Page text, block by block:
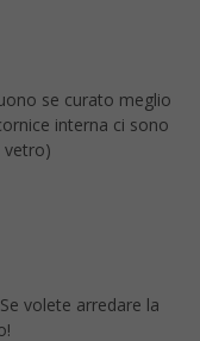
se curato meglio
interna ci sono
vetro)
volete arredare la